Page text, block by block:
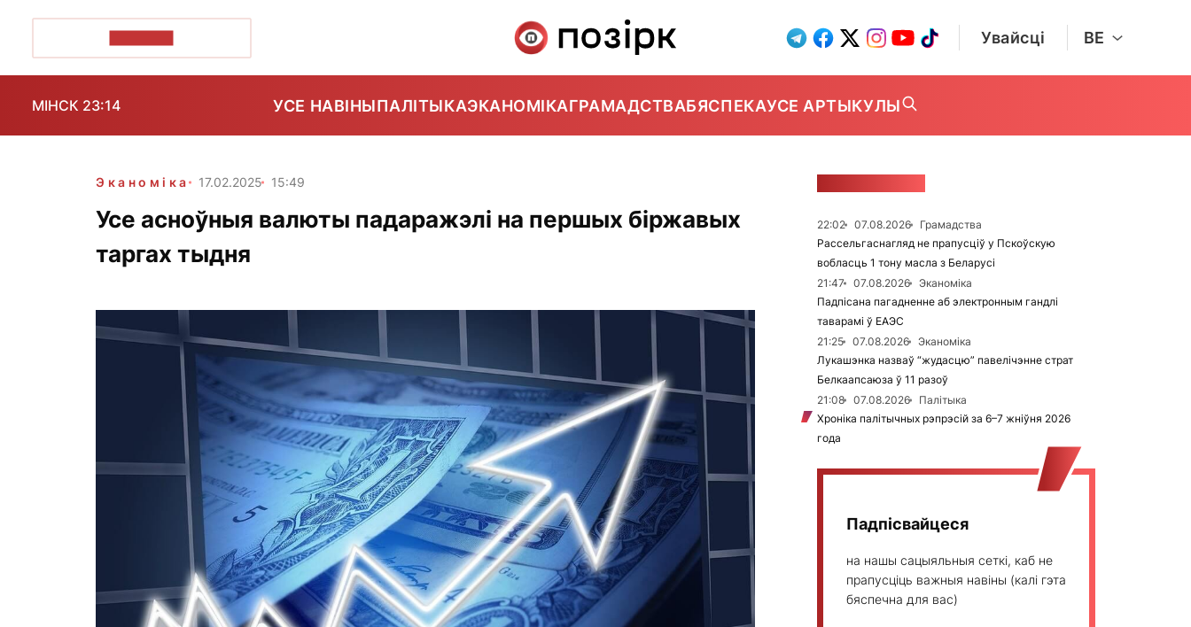
Увайсці BE
МІНСК 23:14 УСЕ НАВІНЫПАЛІТЫКАЭКАНОМІКАГРАМАДСТВАБЯСПЕКАУСЕ АРТЫКУЛЫ
Эканоміка 17.02.2025 15:49
Усе асноўныя валюты падаражэлі на першых біржавых
таргах тыдня
22:02 07.08.2026
Грамадства
Рассельгаснагляд не прапусціў у Пскоўскую
вобласць 1 тону масла з Беларусі
21:47
07.08.2026
Эканоміка
Падпісана пагадненне аб электронным гандлі
таварамі ў ЕАЭС
21:25
07.08.2026
Эканоміка
Лукашэнка назваў “жудасцю” павелічэнне страт
Белкаапсаюза ў 11 разоў
21:08
07.08.2026
Палітыка
Хроніка палітычных рэпрэсій за 6–7 жніўня 2026
года
Падпісвайцеся
на нашы сацыяльныя сеткі, каб не
прапусціць важныя навіны (калі гэта
бяспечна для вас)